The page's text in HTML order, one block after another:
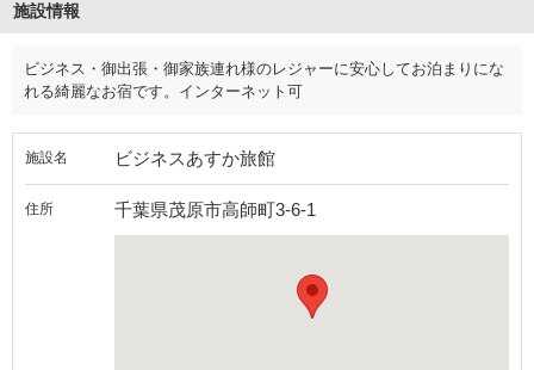
施設情報
ビジネス・御出張・御家族連れ様のレジャーに安心してお泊まりにな
れる綺麗なお宿です。インターネット可
施設名 ビジネスあすか旅館
住所 千葉県茂原市高師町3-6-1